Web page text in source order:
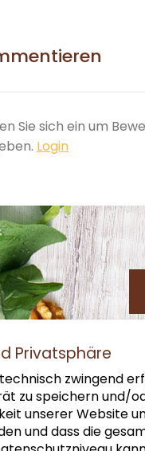
Sie sich ein um
Login
Privatsphäre
zwingend
zu speichern und/
unserer Website
und dass die